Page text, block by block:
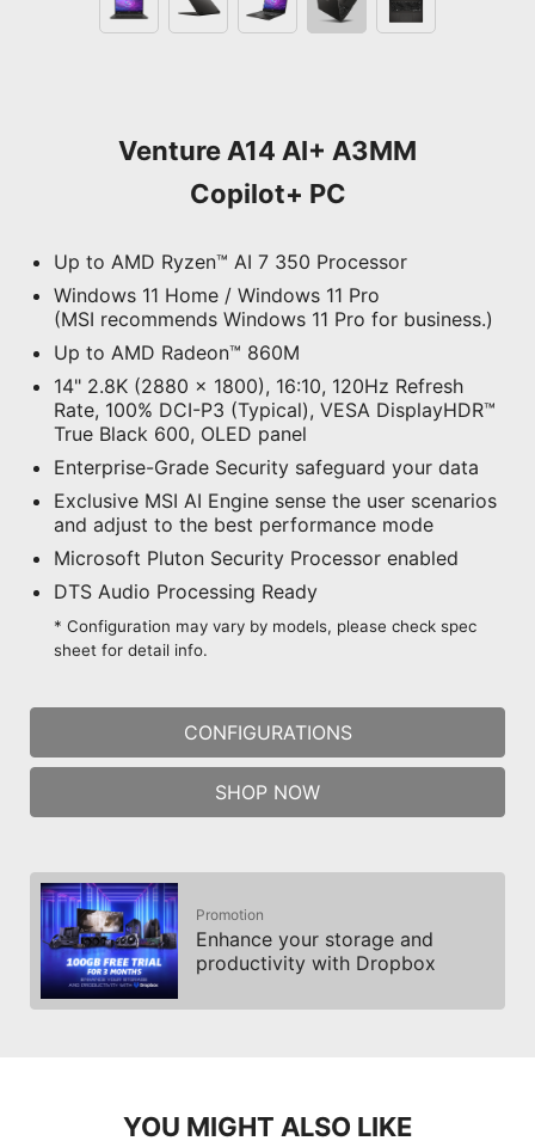
Venture A14 AI+ A3MM
Copilot+ PC
Up to AMD Ryzen™ AI 7 350 Processor
Windows 11 Home / Windows 11 Pro
(MSI recommends Windows 11 Pro for business.)
Up to AMD Radeon™ 860M
14" 2.8K (2880 x 1800), 16:10, 120Hz Refresh
Rate, 100% DCI-P3 (Typical), VESA DisplayHDR™
True Black 600, OLED panel
Enterprise-Grade Security safeguard your data
Exclusive MSI AI Engine sense the user scenarios
and adjust to the best performance mode
Microsoft Pluton Security Processor enabled
DTS Audio Processing Ready
* Configuration may vary by models, please check spec
sheet for detail info.
CONFIGURATIONS
SHOP NOW
Promotion
Enhance your storage and
productivity with Dropbox
YOU MIGHT ALSO LIKE